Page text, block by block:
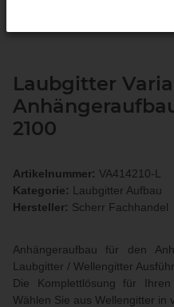
Laubgitter
2100
Artikelnummer: VA414210-L
Kategorie: Laubgitter Aufbau
Hersteller: Scherr Fachhandel
Anhängeraufbau für den
Laubgitter / Wellengitter
Die Komplettlösung für Ihren
Wählen Sie aus Wellengitter in